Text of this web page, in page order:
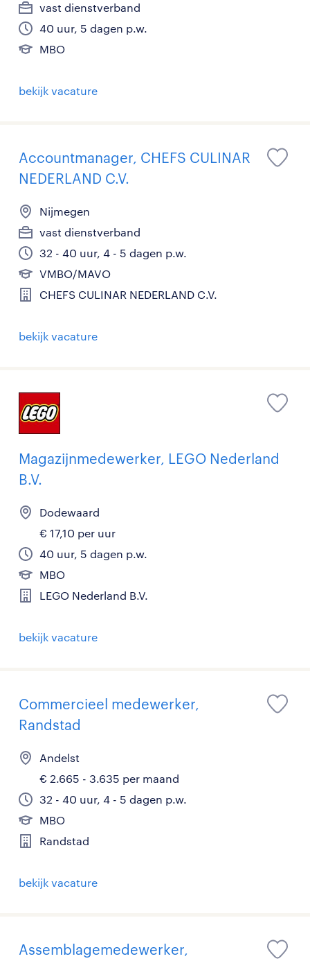
vast dienstverband
40 uur, 5 dagen p.w.
MBO
bekijk vacature
Accountmanager, CHEFS CULINAR
NEDERLAND C.V.
Nijmegen
vast dienstverband
32 - 40 uur, 4 - 5 dagen p.w.
VMBO/MAVO
CHEFS CULINAR NEDERLAND C.V.
bekijk vacature
Magazijnmedewerker, LEGO Nederland
B.V.
Dodewaard
€ 17,10 per uur
40 uur, 5 dagen p.w.
MBO
LEGO Nederland B.V.
bekijk vacature
Commercieel medewerker,
Randstad
Andelst
€ 2.665 - 3.635 per maand
32 - 40 uur, 4 - 5 dagen p.w.
MBO
Randstad
bekijk vacature
Assemblagemedewerker,